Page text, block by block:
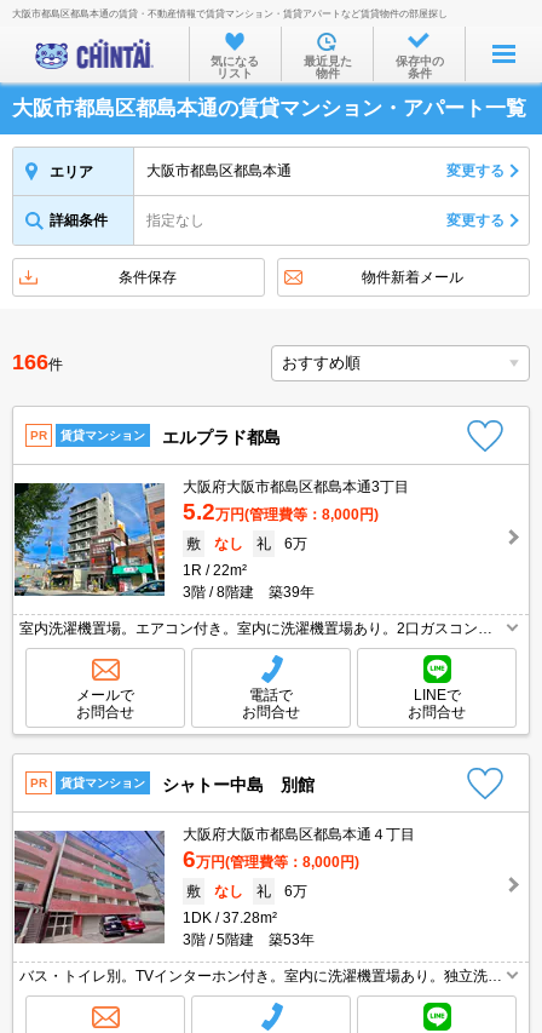
お部屋を探す
沿線・駅から
住所から
家賃相場から
物件特集から
不動産会社から
TOP
大阪市都島区都島本通の賃貸・不動産情報で賃貸マンション・賃貸アパートなど賃貸物件の部屋探し
気になる
リスト
最近見た
物件
保存中の
条件
大阪市都島区都島本通の賃貸マンション・アパート一覧
エリア 大阪市都島区都島本通 変更する
詳細条件 指定なし 変更する
条件保存 物件新着メール
166件
PR 賃貸マンション エルプラド都島
大阪府大阪市都島区都島本通3丁目
5.2万円(管理費等：8,000円)
敷
なし 礼
6万
1R
22m²
3階
8階建 築39年
室内洗濯機置場。エアコン付き。室内に洗濯機置場あり。2口ガスコンロ
付。J:COM320M Wi-Fi無料。
メールで
お問合せ
電話で
お問合せ
LINEで
お問合せ
PR 賃貸マンション シャトー中島 別館
大阪府大阪市都島区都島本通４丁目
6万円(管理費等：8,000円)
敷
なし 礼
6万
1DK
37.28m²
3階
5階建 築53年
バス・トイレ別。TVインターホン付き。室内に洗濯機置場あり。独立洗面
台が便利。エアコン付き。南向き。水道料金月3,300円。違約金(12ヶ月未
満 家賃2ヶ月、24ヶ月未満 家賃1ヶ月)。